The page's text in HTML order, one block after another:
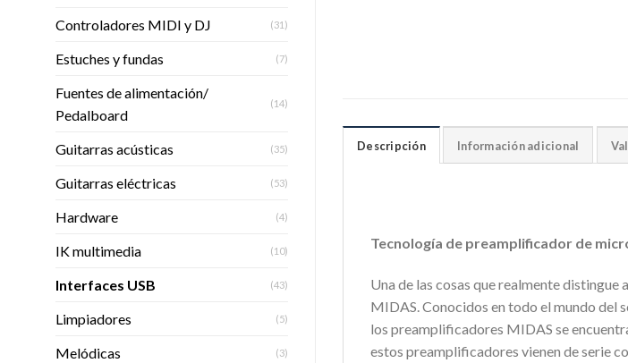
Controladores MIDI y DJ (31)
Estuches y fundas (7)
Fuentes de alimentación/
Pedalboard
(14)
Guitarras acústicas (35)
Guitarras eléctricas (53)
Hardware (4)
IK multimedia (10)
Interfaces USB (43)
Limpiadores (5)
Melódicas (3)
Descripción Información adicional
Tecnología de preamplificador de
Una de las cosas que realmente
MIDAS. Conocidos en todo el mundo del
los preamplificadores MIDAS se
estos preamplificadores vienen de serie